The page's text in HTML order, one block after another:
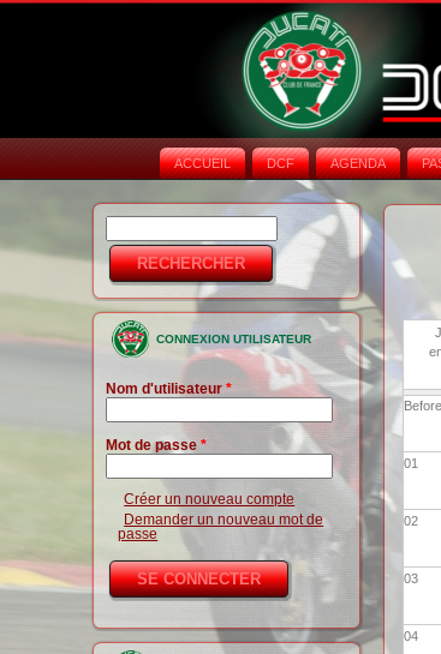
ACCUEIL DCF AGENDA
Formulaire de
recherche
CONNEXION UTILISATEUR
Nom d'utilisateur*
Mot de passe*
Créer un nouveau compte
Demander un nouveau mot de
passe
01
02
03
04